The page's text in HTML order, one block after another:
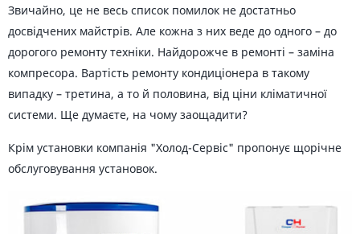
Звичайно, це не весь список помилок не достатньо
досвідчених майстрів. Але кожна з них веде до одного – до
дорогого ремонту техніки. Найдорожче в ремонті – заміна
компресора. Вартість ремонту кондиціонера в такому
випадку – третина, а то й половина, від ціни кліматичної
системи. Ще думаєте, на чому заощадити?
Крім установки компанія "Холод-Сервіс" пропонує щорічне
обслуговування установок.